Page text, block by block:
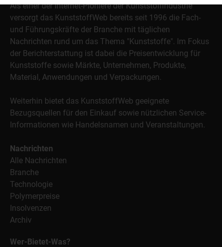
Als einer der Internet-Pioniere der Kunststoffindustrie
versorgt das KunststoffWeb bereits seit 1996 die Fach-
und Führungskräfte der Branche mit täglichen
Nachrichten rund um das Thema "Kunststoffe". Im Fokus
der Berichterstattung ist dabei die Preisentwicklung für
Kunststoffe sowie Märkte, Unternehmen, Produkte,
Material, Anwendungen und Verpackungen.
Weiterhin bietet das KunststoffWeb geeignete
Bezugsquellen für den Einkauf sowie nützlichen Service-
Informationen wie Handelsnamen und Veranstaltungen.
Nachrichten
Alle Nachrichten
Branche
Technologie
Polymerpreise
Insolvenzen
Archiv
Wer-Bietet-Was?